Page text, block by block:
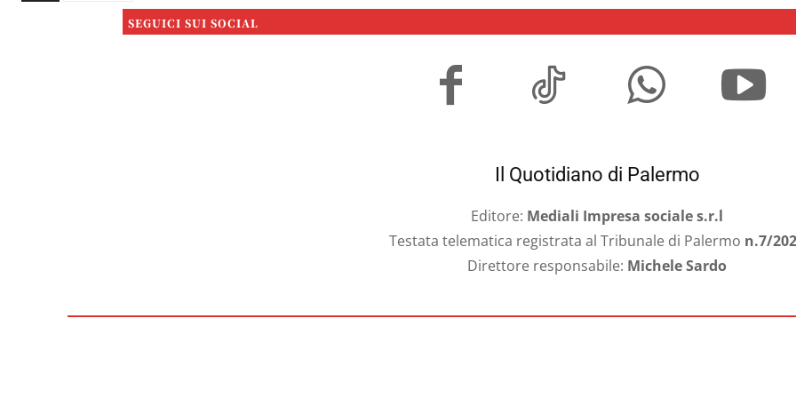
SEGUICI SUI SOCIAL
Il Quotidiano di Palermo
Editore: Mediali Impresa sociale s.r.l
Testata telematica registrata al Tribunale di Palermo n.7/
Direttore responsabile: Michele Sardo